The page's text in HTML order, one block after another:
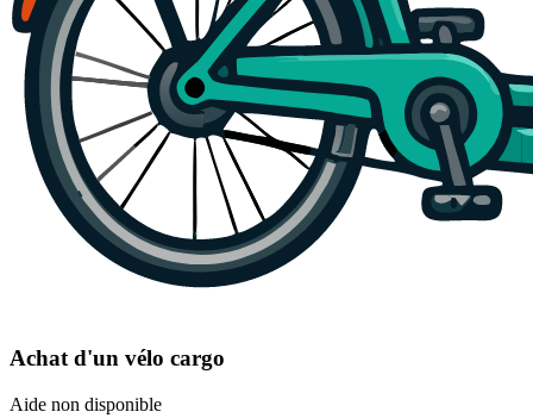
Achat d'un vélo cargo
Aide non disponible